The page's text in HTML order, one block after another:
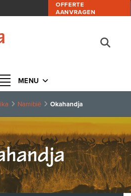
OFFERTE
AANVRAGEN
Navigatie in- of uitklappen
MENU
Namibië Okahandja